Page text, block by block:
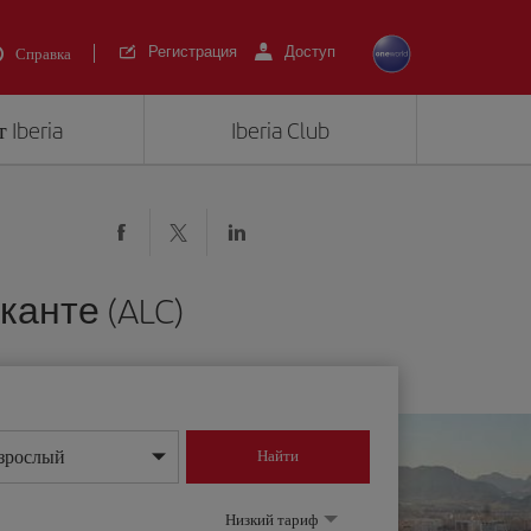
Справка Регистрация Доступ
Iberia Iberia Club
(ALC)
месяц/год
Найти
Низкий тариф